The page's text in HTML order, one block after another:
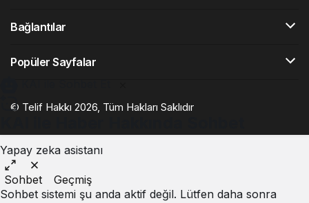
Bağlantılar
Popüler Sayfalar
© Telif Hakkı 2026, Tüm Hakları Saklıdır
Yapay zeka asistanı
Sohbet
Geçmiş
Sohbet sistemi şu anda aktif değil. Lütfen daha sonra